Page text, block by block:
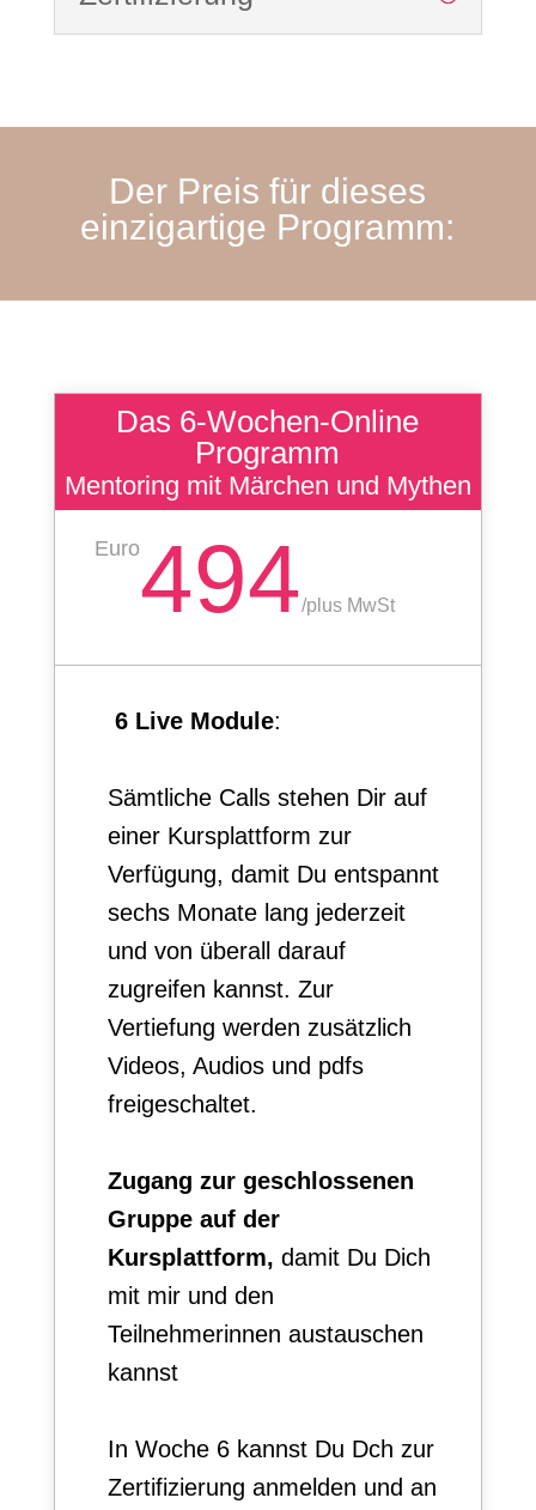
Der Preis für dieses
einzigartige Programm:
Das 6-Wochen-Online
Programm
Mentoring mit Märchen und Mythen
Euro494/plus MwSt
6 Live Module:
Sämtliche Calls stehen Dir auf
einer Kursplattform zur
Verfügung, damit Du entspannt
sechs Monate lang jederzeit
und von überall darauf
zugreifen kannst. Zur
Vertiefung werden zusätzlich
Videos, Audios und pdfs
freigeschaltet.
Zugang zur geschlossenen
Gruppe auf der
Kursplattform, damit Du Dich
mit mir und den
Teilnehmerinnen austauschen
kannst
In Woche 6 kannst Du Dch zur
Zertifizierung anmelden und an